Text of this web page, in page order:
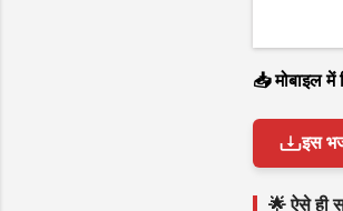
📥 मोबाइल
इस
🌟 ऐसे ही